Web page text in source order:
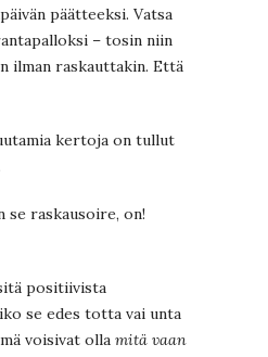
päätteeksi. Vatsa
– tosin niin
ilman raskauttakin. Että
kertoja on tullut
se raskausoire, on!
positiivista
se edes totta vai unta
voisivat olla mitä vaan